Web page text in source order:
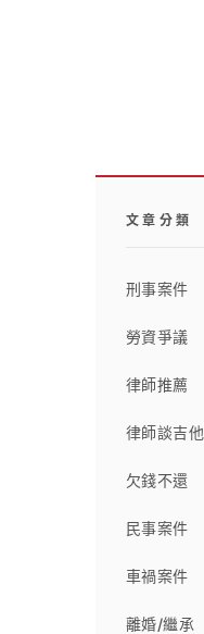
文章分類
刑事案件
勞資爭議
律師推薦
律師談吉他
欠錢不還
民事案件
車禍案件
離婚/繼承